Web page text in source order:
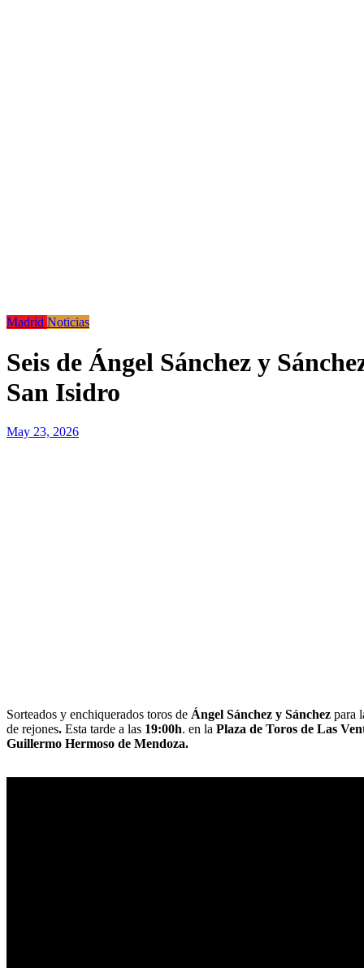
Madrid Noticias
Seis de Ángel Sánchez y
San Isidro
May 23, 2026
Sorteados y enchiquerados toros de Ángel Sánchez y Sánchez para
de rejones. Esta tarde a las 19:00h. en la Plaza de Toros de Las
Guillermo Hermoso de Mendoza.